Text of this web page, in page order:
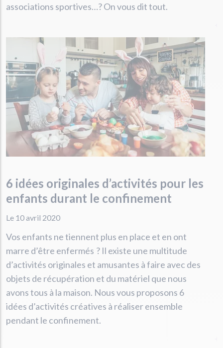
associations sportives…? On vous dit tout.
6 idées originales d’activités pour les
enfants durant le confinement
Le 10 avril 2020
Vos enfants ne tiennent plus en place et en ont
marre d’être enfermés ? Il existe une multitude
d’activités originales et amusantes à faire avec des
objets de récupération et du matériel que nous
avons tous à la maison. Nous vous proposons 6
idées d’activités créatives à réaliser ensemble
pendant le confinement.